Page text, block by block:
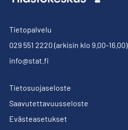
Tietopalvelu
029 551 2220 (arkisin klo 9.00-16.00)
info@stat.fi
Tietosuojaseloste
Saavutettavuusseloste
Evästeasetukset